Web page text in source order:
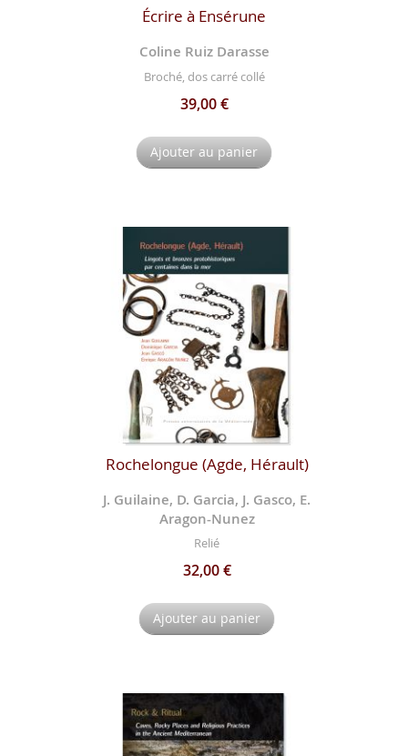
Écrire à Ensérune
Coline Ruiz Darasse
Broché, dos carré collé
39,00 €
Ajouter au panier
Rochelongue (Agde, Hérault)
J. Guilaine, D. Garcia, J. Gasco, E.
Aragon-Nunez
Relié
32,00 €
Ajouter au panier